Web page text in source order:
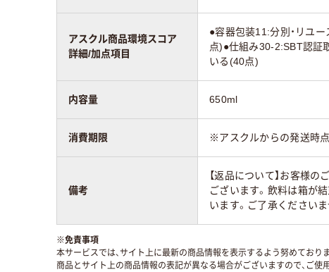
アスクル商品環境スコア
詳細/加点項目
●容器包装11:分別・リユ
点)●仕組み30-2:SBT認証
いる(40点)
内容量 650ml
消費期限 ※アスクルからの発送時
備考
【返品について】お客様
ございます。飲料は箱が
います。ご了承くださいま
※免責事項
本サービスでは、サイト上に最新の商品情報を表示するよう努めておりま
商品とサイト上の商品情報の表記が異なる場合がございますので、ご